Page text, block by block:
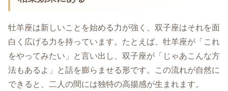
牡羊座は新しいことを始める力が強く、双子座はそれを面
白く広げる力を持っています。たとえば、牡羊座が「これ
をやってみたい」と言い出し、双子座が「じゃあこんな方
法もあるよ」と話を膨らませる形です。この流れが自然に
できると、二人の間には独特の高揚感が生まれます。